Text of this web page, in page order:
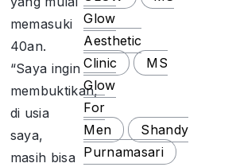
memasuki
40an.
“Saya ingin
membuktikan,
di usia
saya,
masih bisa
Glow
Aesthetic
Clinic
MS
Glow
For
Men
Shandy
Purnamasari